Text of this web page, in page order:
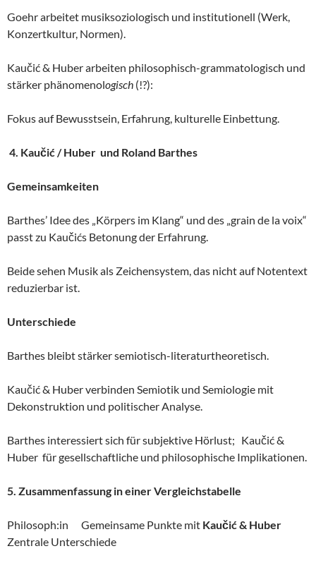
Goehr arbeitet musiksoziologisch und institutionell (Werk,
Konzertkultur, Normen).
Kaučić & Huber arbeiten philosophisch-grammatologisch und
stärker phänomenologisch (!?):
Fokus auf Bewusstsein, Erfahrung, kulturelle Einbettung.
4. Kaučić / Huber und Roland Barthes
Gemeinsamkeiten
Barthes’ Idee des „Körpers im Klang“ und des „grain de la voix“
passt zu Kaučićs Betonung der Erfahrung.
Beide sehen Musik als Zeichensystem, das nicht auf Notentext
reduzierbar ist.
Unterschiede
Barthes bleibt stärker semiotisch-literaturtheoretisch.
Kaučić & Huber verbinden Semiotik und Semiologie mit
Dekonstruktion und politischer Analyse.
Barthes interessiert sich für subjektive Hörlust; Kaučić &
Huber für gesellschaftliche und philosophische Implikationen.
5. Zusammenfassung in einer Vergleichstabelle
Philosoph:in Gemeinsame Punkte mit Kaučić & Huber
Zentrale Unterschiede